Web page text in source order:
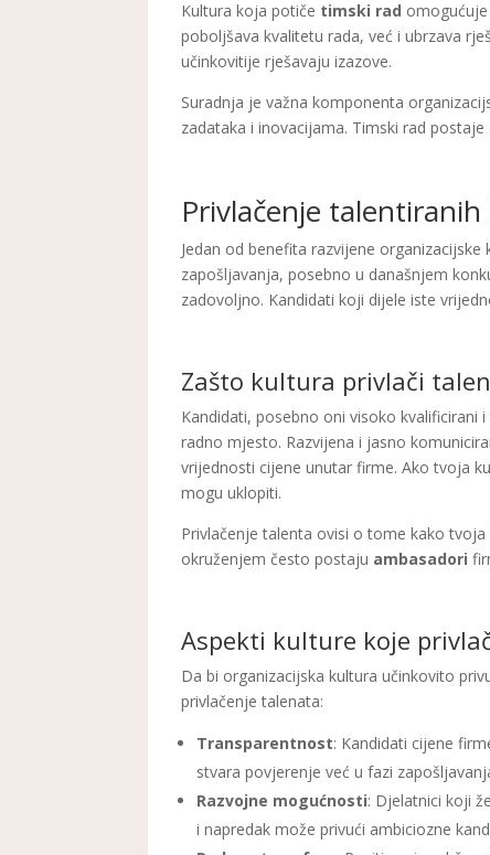
Kultura koja potiče timski rad
poboljšava kvalitetu rada, već i ubrzava
učinkovitije rješavaju izazove.
Suradnja je važna komponenta
zadataka i inovacijama. Timski rad postaje
Privlačenje
Jedan od benefita razvijene
zapošljavanja, posebno u današnjem
zadovoljno. Kandidati koji dijele iste
Zašto kultura privlači
Kandidati, posebno oni visoko kvalificirani
radno mjesto. Razvijena i jasno
vrijednosti cijene unutar firme. Ako tvoja
mogu uklopiti.
Privlačenje talenta ovisi o tome kako
okruženjem često postaju ambasadori
Aspekti kulture koje
Da bi organizacijska kultura učinkovito
privlačenje talenata:
Transparentnost: Kandidati cijene
stvara povjerenje već u fazi
Razvojne mogućnosti: Djelatnici koji
i napredak može privući ambiciozne